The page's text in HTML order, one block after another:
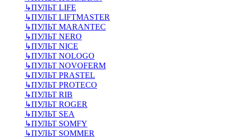
↳ПУЛЬТ LIFE
↳ПУЛЬТ LIFTMASTER
↳ПУЛЬТ MARANTEC
↳ПУЛЬТ NERO
↳ПУЛЬТ NICE
↳ПУЛЬТ NOLOGO
↳ПУЛЬТ NOVOFERM
↳ПУЛЬТ PRASTEL
↳ПУЛЬТ PROTECO
↳ПУЛЬТ RIB
↳ПУЛЬТ ROGER
↳ПУЛЬТ SEA
↳ПУЛЬТ SOMFY
↳ПУЛЬТ SOMMER